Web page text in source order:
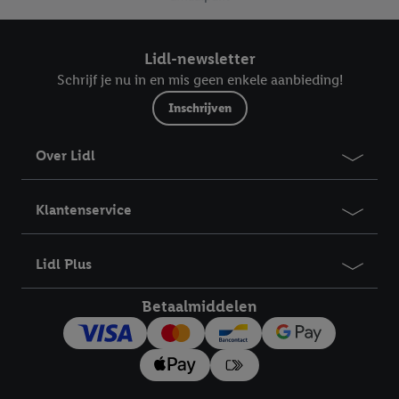
Lidl-newsletter
Schrijf je nu in en mis geen enkele aanbieding!
Inschrijven
Over Lidl
Klantenservice
Lidl Plus
Betaalmiddelen
noodzakelijke technologieën toestaan. Door op “aanvaarden” te
klikken, stemt u in met alle verwerkingen voor alle
bovengenoemde doeleinden. Meer informatie, waaronder de
bewaartermijn van de gegevens en uw recht om uw
trekken, vindt u in onze